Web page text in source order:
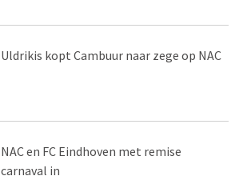
Uldrikis kopt Cambuur naar zege op NAC
NAC en FC Eindhoven met remise
carnaval in